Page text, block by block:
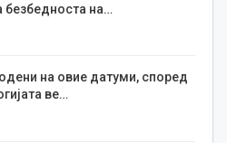
на…
на овие датуми, според
ве…